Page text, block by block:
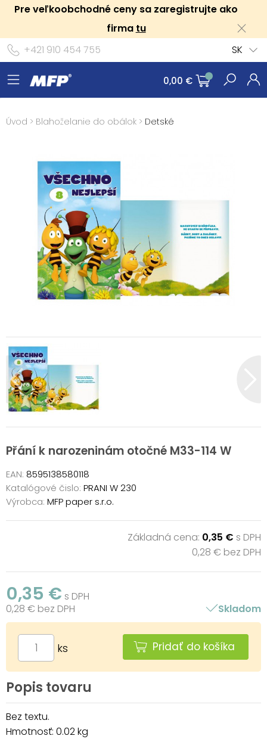
Pre veľkoobchodné ceny sa zaregistrujte ako
firma tu
+421 910 454 755
SK
0,00 €
Úvod > Blahoželanie do obálok > Detské
Přání k narozeninám otočné M33-114 W
EAN: 8595138580118
Katalógové čislo: PRANI W 230
Výrobca: MFP paper s.r.o.
Základná cena: 0,35 € s DPH
0,28 € bez DPH
0,35 € s DPH
0,28 € bez DPH
Skladom
ks Pridať do košíka
Popis tovaru
Bez textu.
Hmotnosť: 0.02 kg